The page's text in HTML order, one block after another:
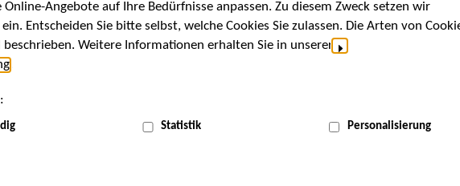
Künstler*innen Über uns Aktuelles Termine Portfolio
MENÜ
Angebote auf Ihre Bedürfnisse anpassen. Zu diesem Zweck setzen wir
Entscheiden Sie bitte selbst, welche Cookies Sie zulassen. Die Arten von
Weitere Informationen erhalten Sie in unserer
Statistik Personalisierung